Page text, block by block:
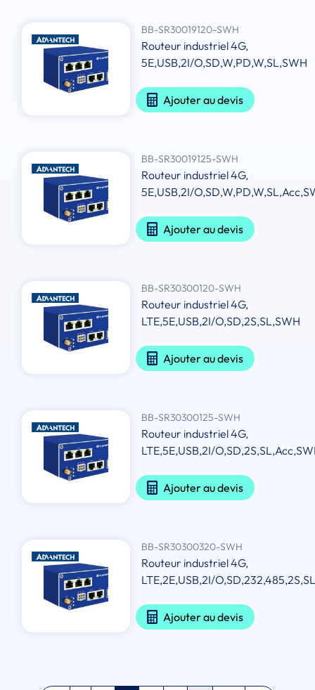
BB-SR30019120-SWH
Routeur industriel 4G,
5E,USB,2I/O,SD,W,PD,W,SL,SWH
Ajouter au devis
BB-SR30019125-SWH
Routeur industriel 4G,
5E,USB,2I/
Ajouter au devis
BB-SR30300120-SWH
Routeur industriel 4G,
LTE,5E,USB,2I/O,SD,2S,SL,SWH
Ajouter au devis
BB-SR30300125-SWH
Routeur industriel 4G,
LTE,5E,USB,2I/
Ajouter au devis
BB-SR30300320-SWH
Routeur industriel 4G,
LTE,2E,USB,2I/
Ajouter au devis